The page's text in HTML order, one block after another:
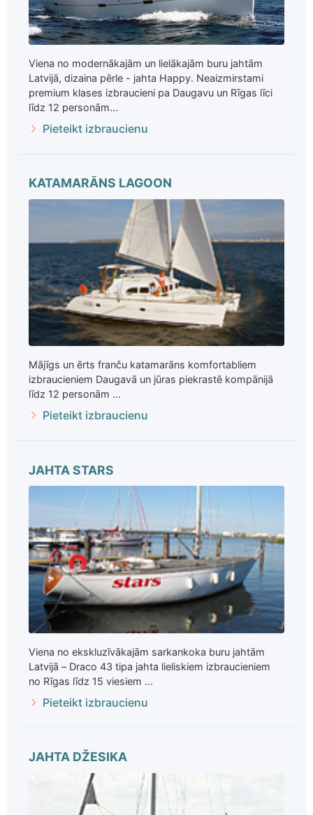
Viena no modernākajām un lielākajām buru jahtām
Latvijā, dizaina pērle - jahta Happy. Neaizmirstami
premium klases izbraucieni pa Daugavu un Rīgas līci
līdz 12 personām...
Pieteikt izbraucienu
KATAMARĀNS LAGOON
Mājīgs un ērts franču katamarāns komfortabliem
izbraucieniem Daugavā un jūras piekrastē kompānijā
līdz 12 personām ...
Pieteikt izbraucienu
JAHTA STARS
Viena no ekskluzīvākajām sarkankoka buru jahtām
Latvijā – Draco 43 tipa jahta lieliskiem izbraucieniem
no Rīgas līdz 15 viesiem ...
Pieteikt izbraucienu
JAHTA DŽESIKA